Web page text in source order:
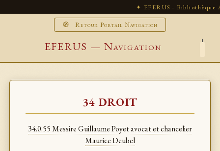
✦ EFERUS ·
🧭 Retour Portail Navigation
EFERUS — Navigation
34 DROIT
34.0.55 Messire Guillaume Poyet avocat et chancelier
Maurice Deubel